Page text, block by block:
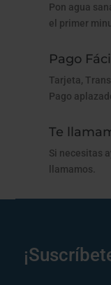
Pon agua
el primer
Pago
Tarjeta,
Pago
Te
Si necesitas
llamamos.